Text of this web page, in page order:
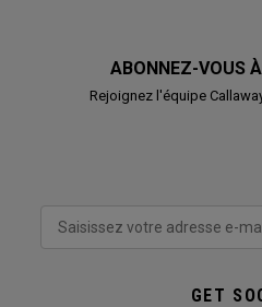
ABONNEZ-VOUS
Rejoignez l'équipe
GET